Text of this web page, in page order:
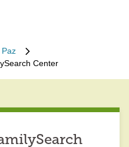
Paz
Center